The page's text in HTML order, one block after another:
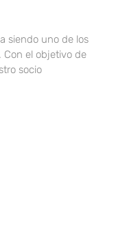
siendo uno de los
Con el objetivo de
socio